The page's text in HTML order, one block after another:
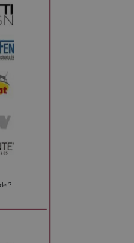
?